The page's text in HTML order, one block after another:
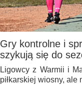
Gry kontrolne i
szykują się do
Ligowcy z Warmii i
piłkarskiej wiosny, ale